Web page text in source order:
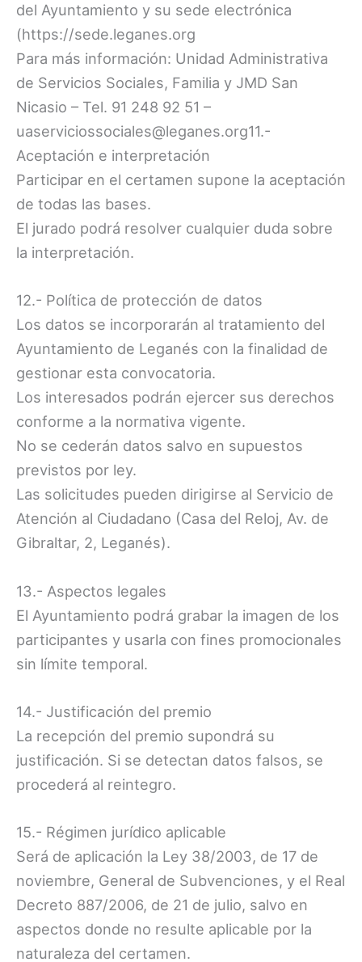
del Ayuntamiento y su sede electrónica
(https://sede.leganes.org
Para más información: Unidad Administrativa
de Servicios Sociales, Familia y JMD San
Nicasio – Tel. 91 248 92 51 –
uaserviciossociales@leganes.org11.-
Aceptación e interpretación
Participar en el certamen supone la aceptación
de todas las bases.
El jurado podrá resolver cualquier duda sobre
la interpretación.
12.- Política de protección de datos
Los datos se incorporarán al tratamiento del
Ayuntamiento de Leganés con la finalidad de
gestionar esta convocatoria.
Los interesados podrán ejercer sus derechos
conforme a la normativa vigente.
No se cederán datos salvo en supuestos
previstos por ley.
Las solicitudes pueden dirigirse al Servicio de
Atención al Ciudadano (Casa del Reloj, Av. de
Gibraltar, 2, Leganés).
13.- Aspectos legales
El Ayuntamiento podrá grabar la imagen de los
participantes y usarla con fines promocionales
sin límite temporal.
14.- Justificación del premio
La recepción del premio supondrá su
justificación. Si se detectan datos falsos, se
procederá al reintegro.
15.- Régimen jurídico aplicable
Será de aplicación la Ley 38/2003, de 17 de
noviembre, General de Subvenciones, y el Real
Decreto 887/2006, de 21 de julio, salvo en
aspectos donde no resulte aplicable por la
naturaleza del certamen.